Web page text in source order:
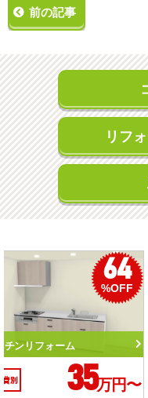
前の記事
リフ
トイレリフォーム
工事費別 10.3万